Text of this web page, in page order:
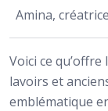
Amina,
Voici ce
lavoirs et
emblématique